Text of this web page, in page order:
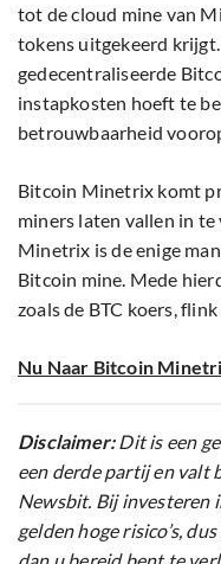
tot de cloud mine van
tokens uitgekeerd
gedecentraliseerde
instapkosten hoeft te
betrouwbaarheid
Bitcoin Minetrix komt
miners laten vallen in
Minetrix is de enige
Bitcoin mine. Mede
zoals de BTC koers,
Nu Naar Bitcoin
Disclaimer:Dit is een
een derde partij en valt
Newsbit. Bij investeren
gelden hoge risico’s,